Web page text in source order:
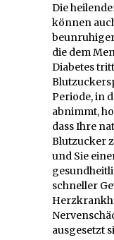
Die
können
die dem
Diabetes
Periode, in
abnimmt,
dass Ihre
Blutzucker
und Sie
schneller
ausgesetzt